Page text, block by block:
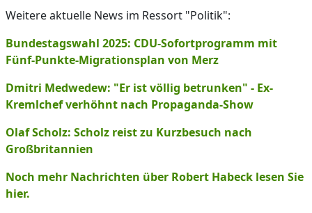
Weitere aktuelle News im Ressort "Politik":
Bundestagswahl 2025: CDU-Sofortprogramm mit
Fünf-Punkte-Migrationsplan von Merz
Dmitri Medwedew: "Er ist völlig betrunken" - Ex-
Kremlchef verhöhnt nach Propaganda-Show
Olaf Scholz: Scholz reist zu Kurzbesuch nach
Großbritannien
Noch mehr Nachrichten über Robert Habeck lesen Sie
hier.